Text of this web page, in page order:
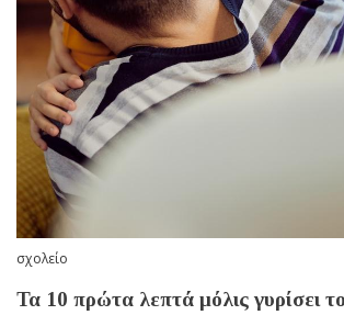
σχολείο
Τα 10 πρώτα λεπτά μόλις γυρίσει